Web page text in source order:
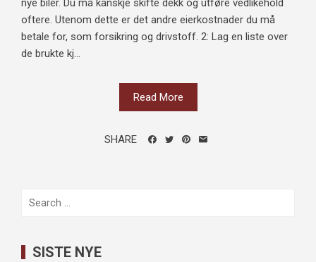
nye biler. Du må kanskje skifte dekk og utføre vedlikehold
oftere. Utenom dette er det andre eierkostnader du må
betale for, som forsikring og drivstoff. 2: Lag en liste over
de brukte kj...
Read More
SHARE
Search
SISTE NYE